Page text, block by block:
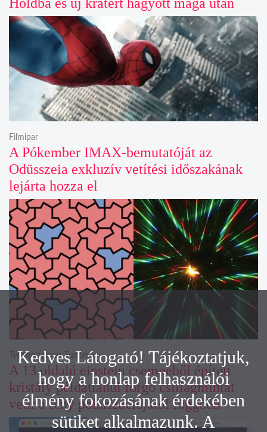
A Pókember IMAX-bemutatóját az
Odüsszeia exkluzív vetítési időszakának
lejárta hozza el
Filmipar
A 13 oldalú einstein csempéből épített
kristály példátlanul forgó csillagmintát
vetít a fény polarizációjától függően
Technológia és Tudomány
Kedves Látogató! Tájékoztatjuk,
hogy a honlap felhasználói
élmény fokozásának érdekében
sütiket alkalmazunk. A